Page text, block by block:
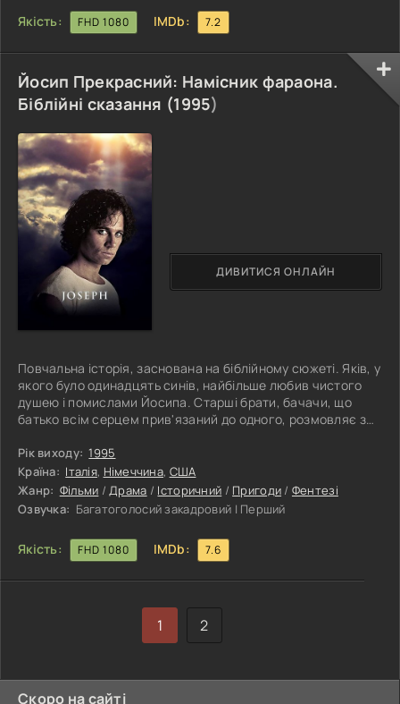
Якість: FHD 1080 IMDb: 7.2
Йосип Прекрасний: Намісник фараона.
Біблійні сказання (1995)
Повчальна історія, заснована на біблійному сюжеті. Яків, у
якого було одинадцять синів, найбільше любив чистого
душею і помислами Йосипа. Старші брати, бачачи, що
батько всім серцем прив'язаний до одного, розмовляє з
спадкоємцем, а на них не звертає уваги, замислили
недобре. Ненависть робить людей страшнішими, ніж звірі,
брати продали Йосипа в рабство. Юнак виріс і змужнів у
неволі, його продають царедворцю фараона. Прекрасний
раб сподобався дружині
Рік виходу: 1995
Країна: Італія, Німеччина, США
Жанр: Фільми /Драма / Історичний / Пригоди / Фентезі
Озвучка: Багатоголосий закадровий | Перший
Якість: FHD 1080 IMDb: 7.6
ДИВИТИСЯ ОНЛАЙН
1 2
Скоро на сайті